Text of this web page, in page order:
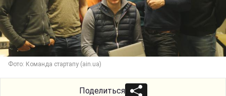
Фото: Команда стартапу (ain.ua)
Поделиться